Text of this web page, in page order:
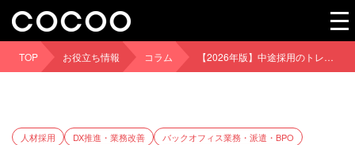
TOP お役立ち情報 コラム 【2026年版】中途採用のトレンドとは？人材確保が難しい時代の採用戦略と業務支援の選択肢
人材採用 DX推進・業務改善 バックオフィス業務・派遣・BPO